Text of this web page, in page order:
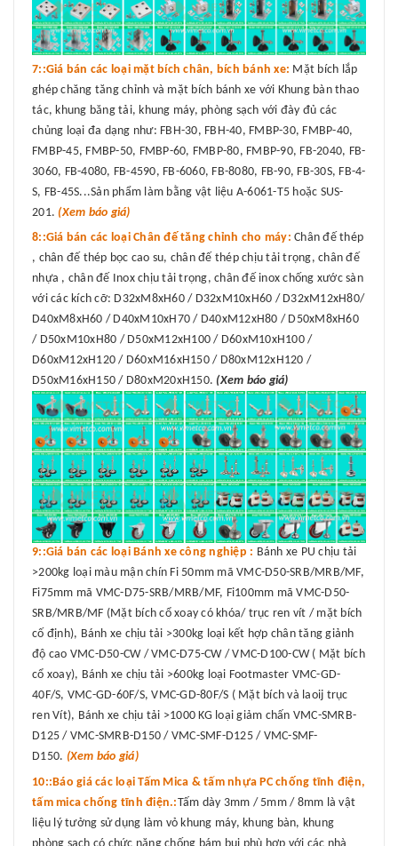
7::Giá bán các loại mặt bích chân, bích bánh xe: Mặt bích lắp
ghép chăng tăng chỉnh và mặt bích bánh xe với Khung bàn thao
tác, khung băng tải, khung máy, phòng sạch với đày đủ các
chủng loại đa dạng như: FBH-30, FBH-40, FMBP-30, FMBP-40,
FMBP-45, FMBP-50, FMBP-60, FMBP-80, FMBP-90, FB-2040, FB-
3060, FB-4080, FB-4590, FB-6060, FB-8080, FB-90, FB-30S, FB-4-
S, FB-45S...Sản phẩm làm bằng vật liệu A-6061-T5 hoặc SUS-
201. (Xem báo giá)
8::Giá bán các loại Chân đế tăng chỉnh cho máy: Chân đế thép
, chân đế thép bọc cao su, chân đế thép chịu tải trọng, chân đế
nhựa , chân đế Inox chịu tải trọng, chân đế inox chống xước sàn
với các kích cỡ: D32xM8xH60 / D32xM10xH60 / D32xM12xH80/
D40xM8xH60 / D40xM10xH70 / D40xM12xH80 / D50xM8xH60
/ D50xM10xH80 / D50xM12xH100 / D60xM10xH100 /
D60xM12xH120 / D60xM16xH150 / D80xM12xH120 /
D50xM16xH150 / D80xM20xH150. (Xem báo giá)
9::Giá bán các loại Bánh xe công nghiệp : Bánh xe PU chịu tải
>200kg loại màu mận chín Fi 50mm mã VMC-D50-SRB/MRB/MF,
Fi75mm mã VMC-D75-SRB/MRB/MF, Fi100mm mã VMC-D50-
SRB/MRB/MF (Mặt bích cổ xoay có khóa/ trục ren vít / mặt bích
cố định), Bánh xe chịu tải >300kg loại kết hợp chân tăng giảnh
độ cao VMC-D50-CW / VMC-D75-CW / VMC-D100-CW ( Mặt bích
cổ xoay), Bánh xe chịu tải >600kg loại Footmaster VMC-GD-
40F/S, VMC-GD-60F/S, VMC-GD-80F/S ( Mặt bích và laoij trục
ren Vít), Bánh xe chịu tải >1000 KG loại giảm chấn VMC-SMRB-
D125 / VMC-SMRB-D150 / VMC-SMF-D125 / VMC-SMF-
D150. (Xem báo giá)
10::Báo giá các loại Tấm Mica & tấm nhựa PC chống tĩnh điện,
tấm mica chống tĩnh điện.:Tấm dày 3mm / 5mm / 8mm là vật
liệu lý tưởng sử dụng làm vỏ khung máy, khung bàn, khung